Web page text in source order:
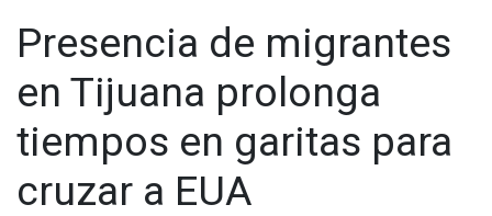
Presencia de migrantes
en Tijuana prolonga
tiempos en garitas para
cruzar a EUA